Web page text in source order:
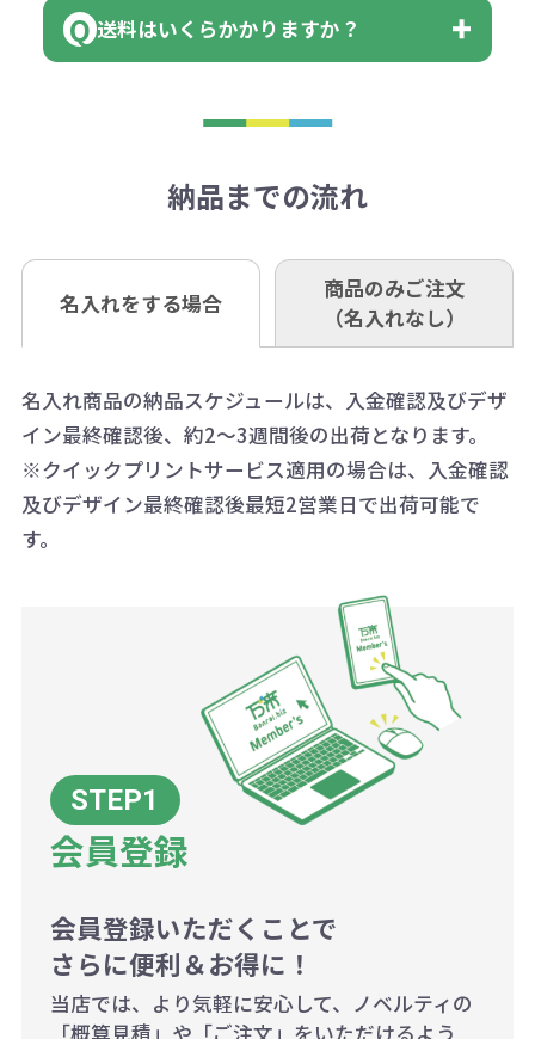
はまらない数を入力すると、アラー
アラートに従って数を調整してくだ
※不良商品をご返却いただけない場
います。あらかじめご了承くださ
※不良商品は商品到着後7営業日以
お問合せ先
AM10:00～PM5:00（土・日・祝日を
除く平日）
相談下さい。
なお、印刷代はボリュームディスカ
同じ版で多くの数量を印刷すると、1
個当たりの印刷代単価がお安くなり
一方、数量が少なく一定数に満たな
い場合は、単価計算ではなく、印刷
代の基本料金を一式頂戴する場合が
商品や印刷方法によって異なります
ので、予めご了承ください。
例：200個未満（1式：18,000円）
200個~499個の場合：42円（1個
当たり）
500個~999個の場合：35円（1個
1,000個以上：28円（1個当た
り）
■ゆうちょ銀行（振替口座）
口座名 株式会社モノベーション
※振り込み手数料はお客さま負担と
なりますのでご注意ください。
既製品の場合、ご入金確認後3営業
ご入金確認後約3週間となります。
定しているものもあります。
あれば、午前中までにご注文とご入
金いただければ翌日着でお送りする
お急ぎの場合、ご相談ください。最
大限努力いたします。
送料はいくらかかりますか？
き別途申し受けます。
も複数ヶ所への納品の場合、別途送
料頂戴する場合がございます。
詳細はこちらご確認ください。
配送について
納品までの流れ
名入れをする場合
商品のみご注文
（名入れなし）
名入れ商品の納品スケジュールは、入金確認及びデザ
イン最終確認後、約2～3週間後の出荷となります。
※クイックプリントサービス適用の場合は、入金確認
及びデザイン最終確認後最短2営業日で出荷可能で
す。
会員登録
会員登録いただくことで
さらに便利＆お得に！
当店では、より気軽に安心して、ノベルティの
「概算見積」や「ご注文」をいただけるよう